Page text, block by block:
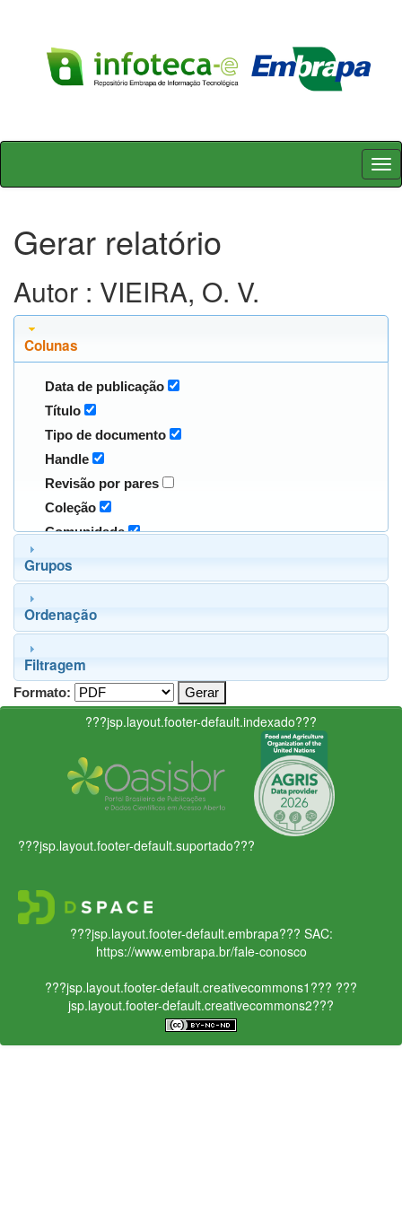
Skip
Gerar relatório
Autor : VIEIRA, O. V.
Colunas
Data de publicação
Título
Tipo de documento
Handle
Revisão por pares
Coleção
Comunidade
Grupos
Ordenação
Filtragem
Formato:
???jsp.layout.footer-default.indexado???
???jsp.layout.footer-default.suportado???
???jsp.layout.footer-default.embrapa??? SAC:
https://www.embrapa.br/fale-conosco
???jsp.layout.footer-default.creativecommons1??? ???
jsp.layout.footer-default.creativecommons2???